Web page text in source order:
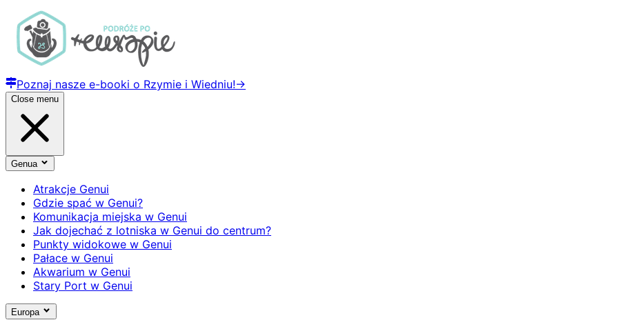
Poznaj nasze e-booki o Rzymie i Wiedniu!→
Close menu
Genua
Atrakcje Genui
Gdzie spać w Genui?
Komunikacja miejska w Genui
Jak dojechać z lotniska w Genui do centrum?
Punkty widokowe w Genui
Pałace w Genui
Akwarium w Genui
Stary Port w Genui
Europa